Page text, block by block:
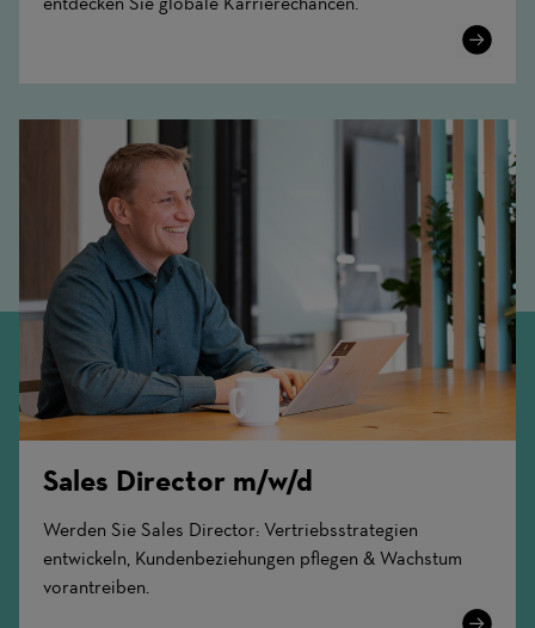
Learn
Sales Director m/w/d
Werden Sie Sales Director: Vertriebsstrategien
entwickeln, Kundenbeziehungen pflegen & Wachstum
vorantreiben.
Learn